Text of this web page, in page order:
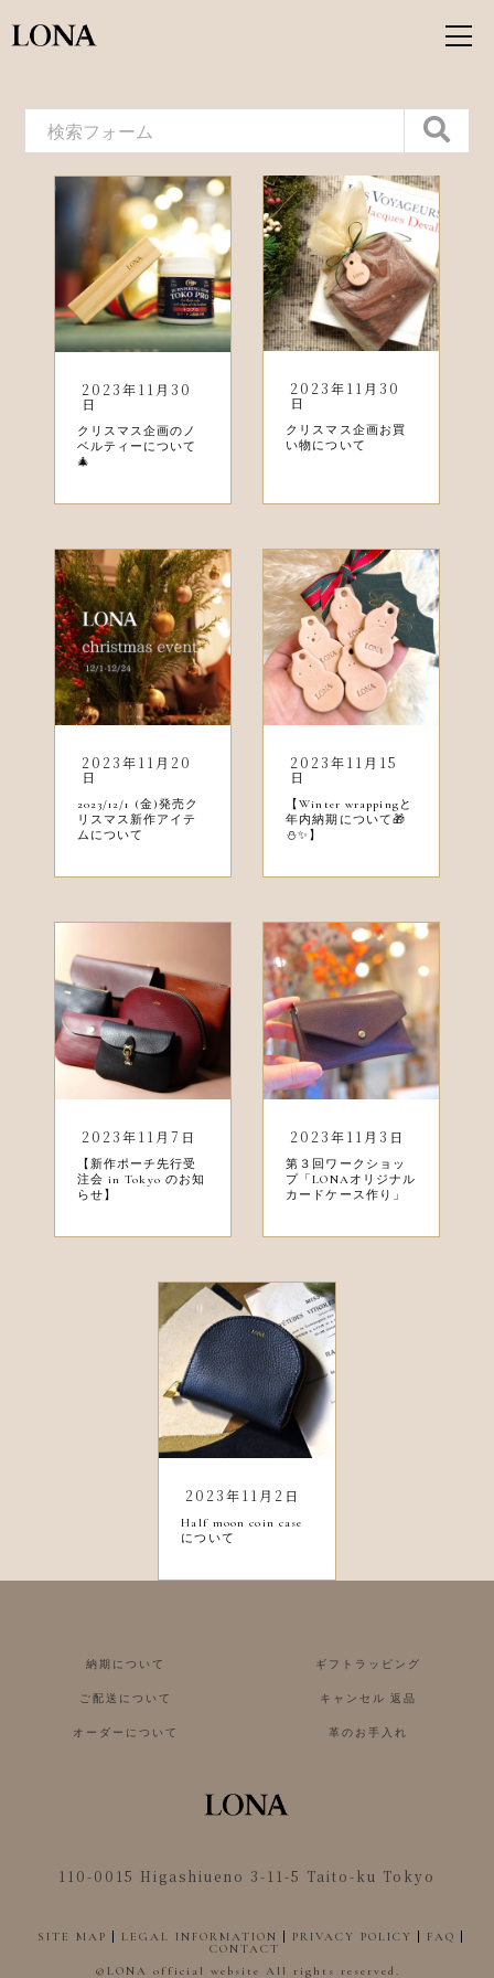
2023年11月30
日
クリスマス企画のノ
ベルティーについて
🎄
2023年11月30
日
クリスマス企画お買
い物について
2023年11月20
日
2023/12/1 (金)発売ク
リスマス新作アイテ
ムについて
2023年11月15
日
【Winter wrappingと
年内納期について🎁
⛄️✨】
2023年11月7日
【新作ポーチ先行受
注会 in Tokyo のお知
らせ】
2023年11月3日
第３回ワークショッ
プ「LONAオリジナル
カードケース作り」
2023年11月2日
Half moon coin case
について
納期について ギフトラッピング
ご配送について キャンセル 返品
オーダーについて 革のお手入れ
110-0015 Higashiueno 3-11-5 Taito-ku Tokyo
SITE MAP LEGAL INFORMATION PRIVACY POLICY
FAQ
CONTACT
©︎LONA official website All rights reserved.